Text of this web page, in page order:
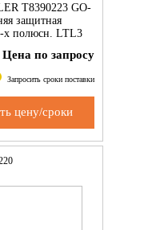
Т8390223 GO-
защитная
х полюсн. LTL3
Цена по запросу
Запросить сроки поставки
цену/сроки